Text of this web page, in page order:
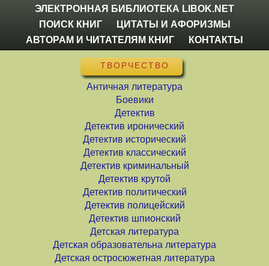
ЭЛЕКТРОННАЯ БИБЛИОТЕКА LIBOK.NET
ПОИСК КНИГ
ЦИТАТЫ И АФОРИЗМЫ
АВТОРАМ И ЧИТАТЕЛЯМ КНИГ
КОНТАКТЫ
ТВОРЧЕСТВО
Античная литература
Боевики
Детектив
Детектив иронический
Детектив исторический
Детектив классический
Детектив криминальный
Детектив крутой
Детектив политический
Детектив полицейский
Детектив шпионский
Детская литература
Детская образовательна литература
Детская остросюжетная литература